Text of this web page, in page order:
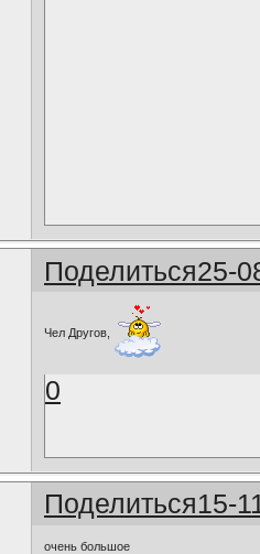
Поделиться25-
Чел Другов,
0
Поделиться15-
очень большое